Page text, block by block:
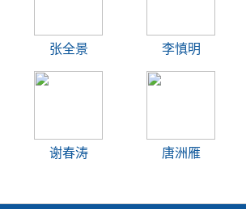
张全景 李慎明
谢春涛 唐洲雁